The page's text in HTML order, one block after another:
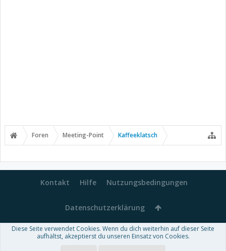
Foren Meeting-Point Kaffeeklatsch
Kontakt Hilfe Nutzungsbedingungen
Datenschutzerklärung
Forum software by XenForo™-Deutsch von xenDach
Diese Seite verwendet Cookies. Wenn du dich weiterhin auf dieser Seite
aufhältst, akzeptierst du unseren Einsatz von Cookies.